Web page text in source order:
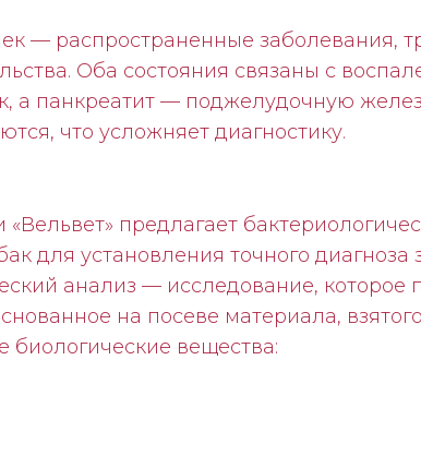
— распространенные заболевания,
Оба состояния связаны с
а панкреатит — поджелудочную
что усложняет диагностику.
предлагает
для установления точного диагноза
анализ — исследование, которое
на посеве материала,
биологические вещества: